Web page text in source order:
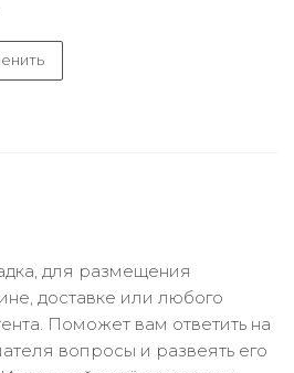
для размещения
доставке или любого
Поможет вам ответить на
вопросы и развеять его